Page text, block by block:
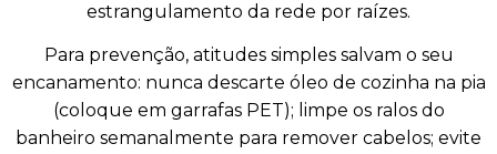
estrangulamento da rede por raízes.
Para prevenção, atitudes simples salvam o seu
encanamento: nunca descarte óleo de cozinha na pia
(coloque em garrafas PET); limpe os ralos do
banheiro semanalmente para remover cabelos; evite